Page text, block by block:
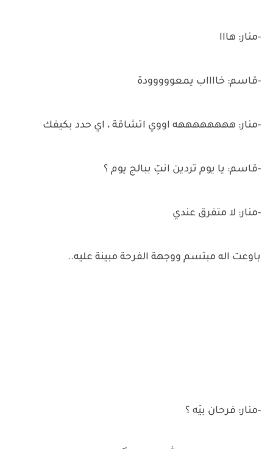
-منار: هااا
-قاسم: خااااب يمعووووودة
-منار: ههههههههه اووي اتشاقة ، اي حدد بكيفك
-قاسم: يا يوم تردين انتِ ببالج يوم ؟
-منار: لا متفرق عندي
باوعت اله مبتسم ووجهة الفرحة مبينة عليه..
-منار: فرحان بيَه ؟